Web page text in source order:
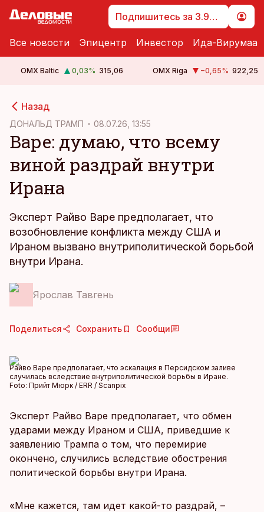
Подпишитесь за 3.99 €
Все новости Эпицентр Инвестор Ида-Вирумаа
OMX Baltic 0,03% 315,06 OMX Riga −0,65% 922,25
Назад
ДОНАЛЬД ТРАМП 08.07.26, 13:55
Варе: думаю, что всему
виной раздрай внутри
Ирана
Эксперт Райво Варе предполагает, что
возобновление конфликта между США и
Ираном вызвано внутриполитической борьбой
внутри Ирана.
Ярослав Тавгень
Поделиться Сохранить Сообщи
Райво Варе предполагает, что эскалация в Персидском заливе
случилась вследствие внутриполитической борьбы в Иране.
Foto: Прийт Мюрк / ERR / Scanpix
Эксперт Райво Варе предполагает, что обмен
ударами между Ираном и США, приведшие к
заявлению Трампа о том, что перемирие
окончено, случились вследствие обострения
политической борьбы внутри Ирана.
«Мне кажется, там идет какой-то раздрай, –